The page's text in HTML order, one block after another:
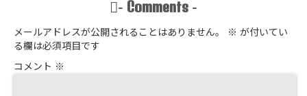
- Comments -
メールアドレスが公開されることはありません。 ※ が付いてい
る欄は必須項目です
コメント ※